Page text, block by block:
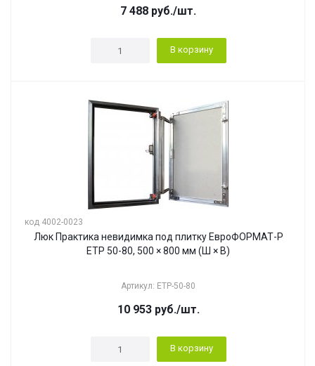
7 488 руб./шт.
В корзину
код 4002-0023
Люк Практика невидимка под плитку ЕвроФОРМАТ-Р
ЕТР 50-80, 500 × 800 мм (Ш × В)
Артикул: ЕТР-50-80
10 953руб./шт.
В корзину